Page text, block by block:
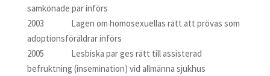
samkönade par införs
2003 Lagen om homosexuellas rätt att prövas som
adoptionsföräldrar införs
2005 Lesbiska par ges rätt till assisterad
befruktning (insemination) vid allmänna sjukhus